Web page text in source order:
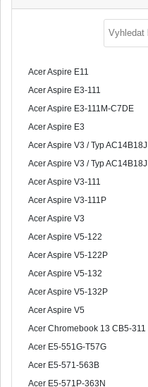
Acer Aspire E11
Acer Aspire E3-111
Acer Aspire E3-111M-C7DE
Acer Aspire E3
Acer Aspire V3 / Typ AC14B18J
Acer Aspire V3 / Typ AC14B18J
Acer Aspire V3-111
Acer Aspire V3-111P
Acer Aspire V3
Acer Aspire V5-122
Acer Aspire V5-122P
Acer Aspire V5-132
Acer Aspire V5-132P
Acer Aspire V5
Acer Chromebook 13 CB5-311
Acer E5-551G-T57G
Acer E5-571-563B
Acer E5-571P-363N